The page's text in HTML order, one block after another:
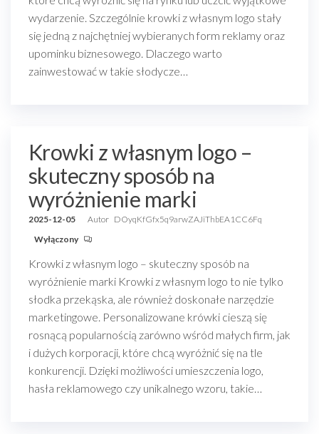
wydarzenie. Szczególnie krowki z własnym logo stały
się jedną z najchętniej wybieranych form reklamy oraz
upominku biznesowego. Dlaczego warto
zainwestować w takie słodycze…
Krowki z własnym logo –
skuteczny sposób na
wyróżnienie marki
2025-12-05 Autor DOyqKfGfx5q9arwZAJiThbEA1CC6Fq
Wyłączony
Krowki z własnym logo – skuteczny sposób na
wyróżnienie marki Krowki z własnym logo to nie tylko
słodka przekąska, ale również doskonałe narzędzie
marketingowe. Personalizowane krówki cieszą się
rosnącą popularnością zarówno wśród małych firm, jak
i dużych korporacji, które chcą wyróżnić się na tle
konkurencji. Dzięki możliwości umieszczenia logo,
hasła reklamowego czy unikalnego wzoru, takie…